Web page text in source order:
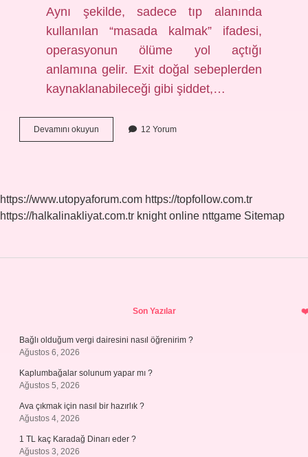
Aynı şekilde, sadece tıp alanında
kullanılan “masada kalmak” ifadesi,
operasyonun ölüme yol açtığı
anlamına gelir. Exit doğal sebeplerden
kaynaklanabileceği gibi şiddet,…
Devamını okuyun Egzajere
Olmak
12 Yorum
https://www.utopyaforum.com https://topfollow.com.tr
https://halkalinakliyat.com.tr knight online nttgame Sitemap
Son Yazılar
Bağlı olduğum vergi dairesini nasıl öğrenirim ?
Ağustos 6, 2026
Kaplumbağalar solunum yapar mı ?
Ağustos 5, 2026
Ava çıkmak için nasıl bir hazırlık ?
Ağustos 4, 2026
1 TL kaç Karadağ Dinarı eder ?
Ağustos 3, 2026